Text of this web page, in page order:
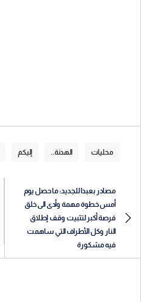
محليات الهدنة.. إليكم
مصادر بعبدا للجديد: ما حصل يوم
أمس خطوة مهمة وأدى الى خلق
فرصة أكبر لتثبيت وقف إطلاق
النار وكل الأطراف التي ساهمت
فيه مشكورة